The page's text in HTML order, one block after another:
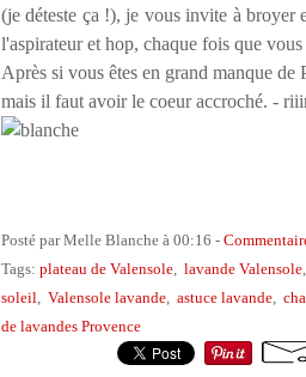
(je déteste ça !), je vous invite à broyer
l'aspirateur et hop, chaque fois que
Après si vous êtes en grand manque de
mais il faut avoir le coeur accroché. -
Posté par Melle Blanche à 00:16 -
Tags: plateau de Valensole, lavande Valensole,
soleil, Valensole lavande, astuce lavande,
de lavandes Provence